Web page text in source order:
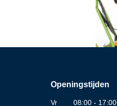
Openingstijden
Vr 08:00 - 17:00